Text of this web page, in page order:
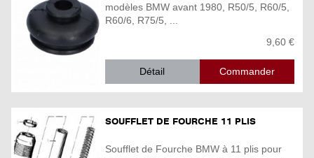
modèles BMW avant 1980, R50/5, R60/5,
R60/6, R75/5, ...
9,60 €
Détail
SOUFFLET DE FOURCHE 11 PLIS
Soufflet de Fourche BMW à 11 plis pour